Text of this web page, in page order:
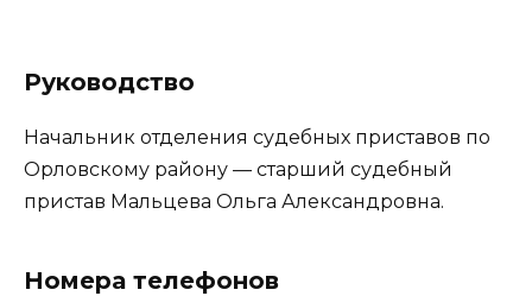
Руководство
Начальник отделения судебных приставов по
Орловскому району — старший судебный
пристав Мальцева Ольга Александровна.
Номера телефонов